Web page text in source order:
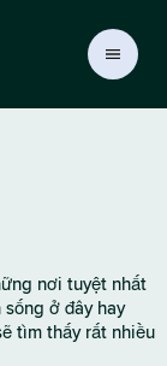
nơi tuyệt nhất
ở đây hay
tìm thấy rất nhiều